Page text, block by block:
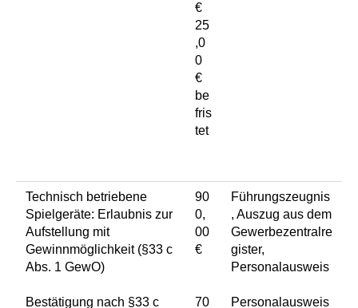
€
25
,0
0
€
be
fris
tet
Technisch betriebene
Spielgeräte: Erlaubnis zur
Aufstellung mit
Gewinnmöglichkeit (§33 c
Abs. 1 GewO)
Bestätigung nach §33 c
90
0,
00
€
70
Führungszeugnis
, Auszug aus dem
Gewerbezentralre
gister,
Personalausweis
Personalausweis